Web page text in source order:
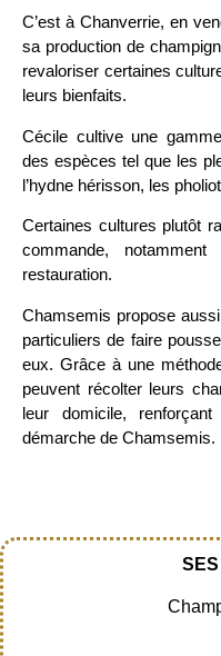
C’est à Chanverrie, en
sa production de
revaloriser certaines
leurs bienfaits.
Cécile cultive une
des espèces tel que les
l’hydne hérisson, les
Certaines cultures plutôt
commande,
restauration.
Chamsemis propose
particuliers de faire
eux. Grâce à une
peuvent récolter leurs
leur domicile,
démarche de Chamsemis​.